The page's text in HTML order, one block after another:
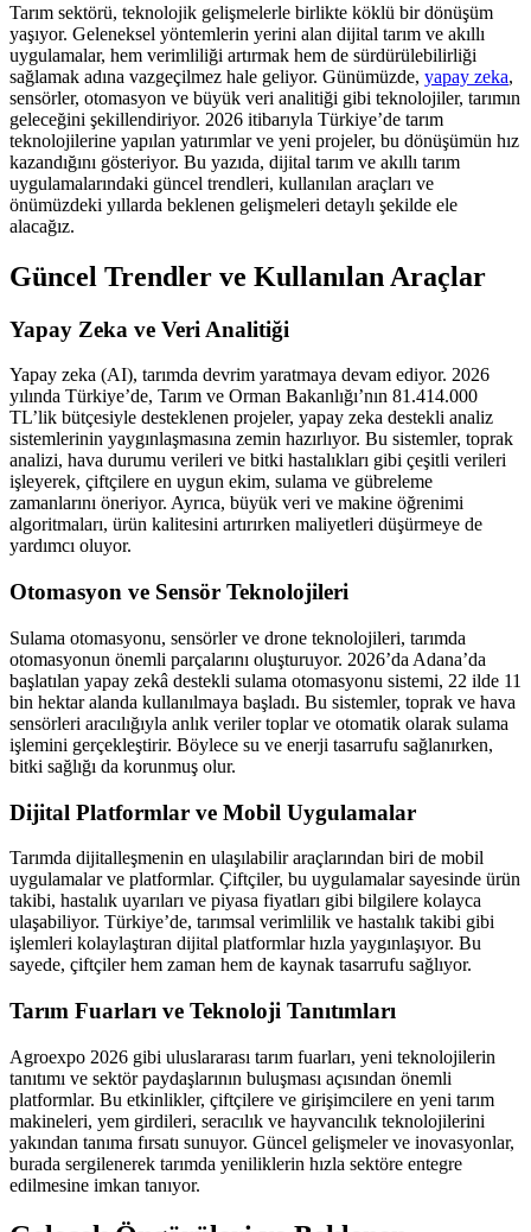
Tarım sektörü, teknolojik gelişmelerle birlikte köklü bir dönüşüm
yaşıyor. Geleneksel yöntemlerin yerini alan dijital tarım ve akıllı
uygulamalar, hem verimliliği artırmak hem de sürdürülebilirliği
sağlamak adına vazgeçilmez hale geliyor. Günümüzde, yapay zeka,
sensörler, otomasyon ve büyük veri analitiği gibi teknolojiler, tarımın
geleceğini şekillendiriyor. 2026 itibarıyla Türkiye’de tarım
teknolojilerine yapılan yatırımlar ve yeni projeler, bu dönüşümün hız
kazandığını gösteriyor. Bu yazıda, dijital tarım ve akıllı tarım
uygulamalarındaki güncel trendleri, kullanılan araçları ve
önümüzdeki yıllarda beklenen gelişmeleri detaylı şekilde ele
alacağız.
Güncel Trendler ve Kullanılan Araçlar
Yapay Zeka ve Veri Analitiği
Yapay zeka (AI), tarımda devrim yaratmaya devam ediyor. 2026
yılında Türkiye’de, Tarım ve Orman Bakanlığı’nın 81.414.000
TL’lik bütçesiyle desteklenen projeler, yapay zeka destekli analiz
sistemlerinin yaygınlaşmasına zemin hazırlıyor. Bu sistemler, toprak
analizi, hava durumu verileri ve bitki hastalıkları gibi çeşitli verileri
işleyerek, çiftçilere en uygun ekim, sulama ve gübreleme
zamanlarını öneriyor. Ayrıca, büyük veri ve makine öğrenimi
algoritmaları, ürün kalitesini artırırken maliyetleri düşürmeye de
yardımcı oluyor.
Otomasyon ve Sensör Teknolojileri
Sulama otomasyonu, sensörler ve drone teknolojileri, tarımda
otomasyonun önemli parçalarını oluşturuyor. 2026’da Adana’da
başlatılan yapay zekâ destekli sulama otomasyonu sistemi, 22 ilde 11
bin hektar alanda kullanılmaya başladı. Bu sistemler, toprak ve hava
sensörleri aracılığıyla anlık veriler toplar ve otomatik olarak sulama
işlemini gerçekleştirir. Böylece su ve enerji tasarrufu sağlanırken,
bitki sağlığı da korunmuş olur.
Dijital Platformlar ve Mobil Uygulamalar
Tarımda dijitalleşmenin en ulaşılabilir araçlarından biri de mobil
uygulamalar ve platformlar. Çiftçiler, bu uygulamalar sayesinde ürün
takibi, hastalık uyarıları ve piyasa fiyatları gibi bilgilere kolayca
ulaşabiliyor. Türkiye’de, tarımsal verimlilik ve hastalık takibi gibi
işlemleri kolaylaştıran dijital platformlar hızla yaygınlaşıyor. Bu
sayede, çiftçiler hem zaman hem de kaynak tasarrufu sağlıyor.
Tarım Fuarları ve Teknoloji Tanıtımları
Agroexpo 2026 gibi uluslararası tarım fuarları, yeni teknolojilerin
tanıtımı ve sektör paydaşlarının buluşması açısından önemli
platformlar. Bu etkinlikler, çiftçilere ve girişimcilere en yeni tarım
makineleri, yem girdileri, seracılık ve hayvancılık teknolojilerini
yakından tanıma fırsatı sunuyor. Güncel gelişmeler ve inovasyonlar,
burada sergilenerek tarımda yeniliklerin hızla sektöre entegre
edilmesine imkan tanıyor.